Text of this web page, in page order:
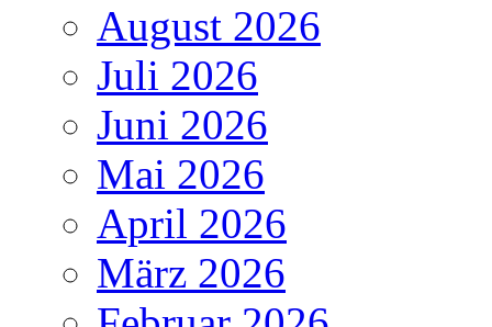
August 2026
Juli 2026
Juni 2026
Mai 2026
April 2026
März 2026